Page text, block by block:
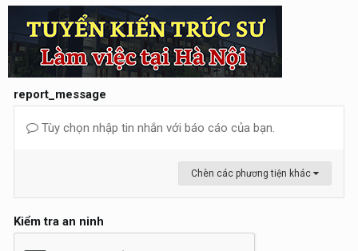
report_message
Tùy chọn nhập tin nhắn với báo cáo của bạn.
Chèn các phương tiện khác
Kiểm tra an ninh